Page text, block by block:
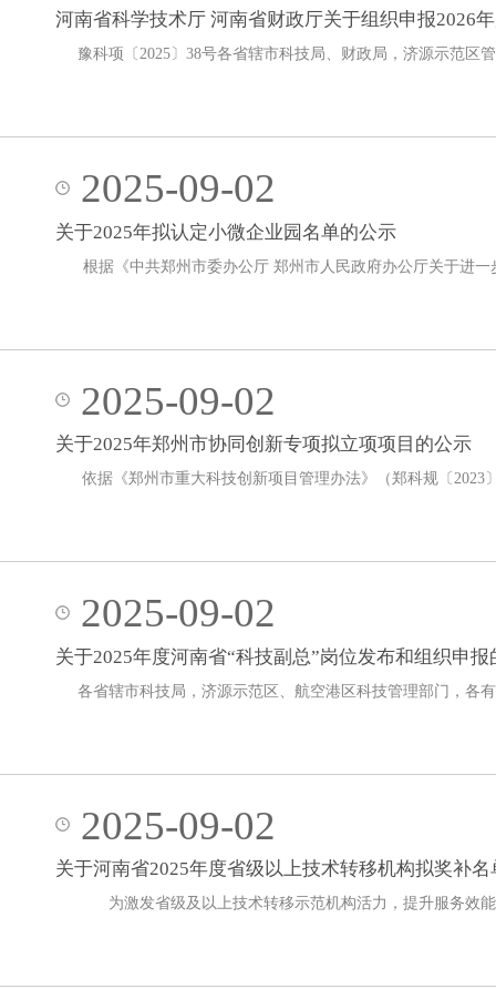
河南省科学技术厅 河南省财政厅关于组织申报2026
豫科项〔2025〕38号各省辖市科技局、财政局，济源示范区
2025-09-02
关于2025年拟认定小微企业园名单的公示
根据《中共郑州市委办公厅 郑州市人民政府办公厅关于进
2025-09-02
关于2025年郑州市协同创新专项拟立项项目的公示
依据《郑州市重大科技创新项目管理办法》（郑科规〔
2025-09-02
关于2025年度河南省“科技副总”岗位发布和组织申报
各省辖市科技局，济源示范区、航空港区科技管理部门，
2025-09-02
关于河南省2025年度省级以上技术转移机构拟奖补名
为激发省级及以上技术转移示范机构活力，提升服务效能